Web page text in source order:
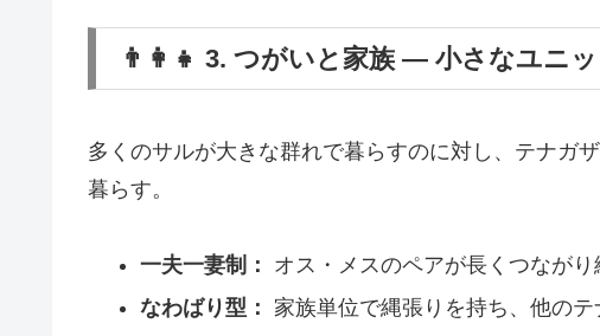
👨‍👩‍👧 3. つがいと家族 ― 小さなユニ
多くのサルが大きな群れで暮らすのに対し、テナガ
暮らす。
一夫一妻制：
オス・メスのペアが長くつなが
なわばり型：
家族単位で縄張りを持ち、他の